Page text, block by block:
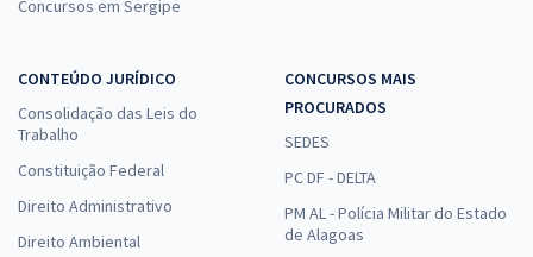
Concursos em Sergipe
CONTEÚDO JURÍDICO
Consolidação das Leis do
Trabalho
Constituição Federal
Direito Administrativo
Direito Ambiental
CONCURSOS MAIS
PROCURADOS
SEDES
PC DF - DELTA
PM AL - Polícia Militar do Estado
de Alagoas